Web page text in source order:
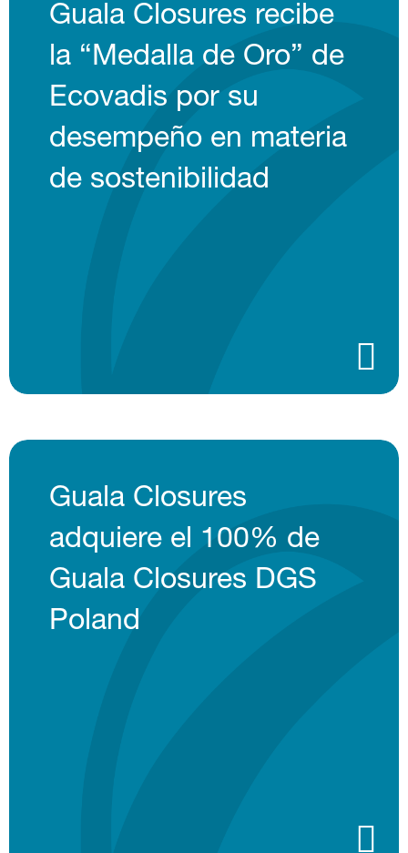
Guala Closures recibe
la “Medalla de Oro” de
Ecovadis por su
desempeño en materia
de sostenibilidad
Guala Closures
adquiere el 100% de
Guala Closures DGS
Poland